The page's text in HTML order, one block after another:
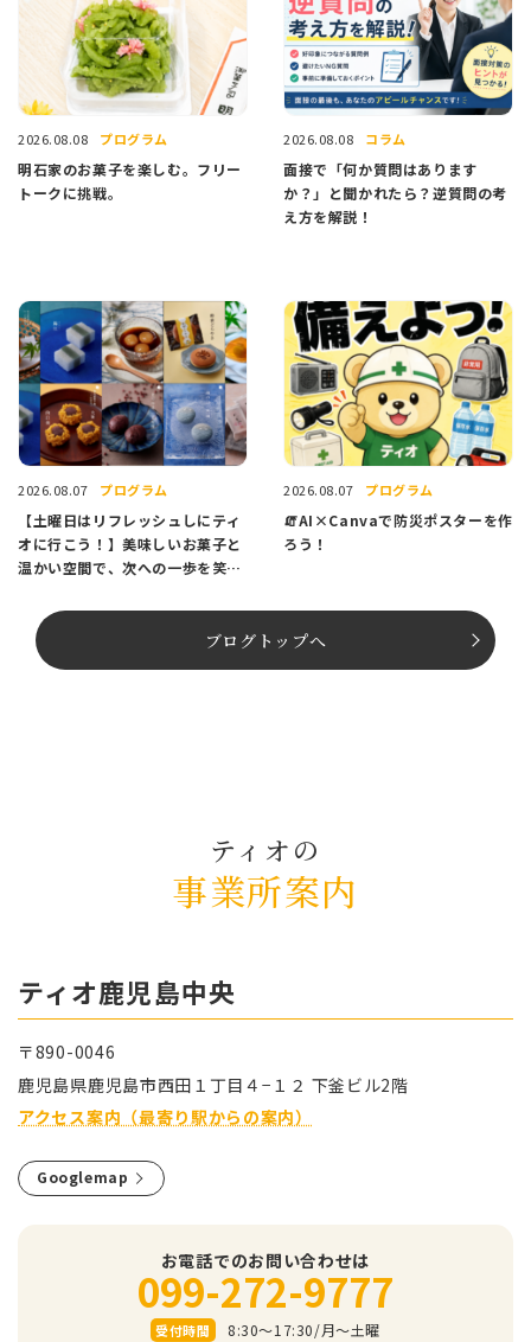
2026.08.08 プログラム
明石家のお菓子を楽しむ。フリー
トークに挑戦。
2026.08.08 コラム
面接で「何か質問はあります
か？」と聞かれたら？逆質問の考
え方を解説！
2026.08.07 プログラム
【土曜日はリフレッシュしにティ
オに行こう！】美味しいお菓子と
温かい空間で、次への一歩を笑顔
2026.08.07 プログラム
🧯AI×Canvaで防災ポスターを作
ろう！
ブログトップへ
ティオの
事業所案内
ティオ⿅児島中央
〒890-0046
⿅児島県⿅児島市⻄⽥１丁⽬４−１２ 下釜ビル2階
アクセス案内（最寄り駅からの案内）
Googlemap
お電話でのお問い合わせは
099-272-9777
受付時間 8:30～17:30/⽉〜⼟曜